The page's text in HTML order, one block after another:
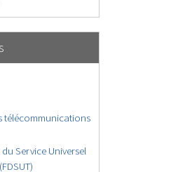
télécommunications
Service Universel